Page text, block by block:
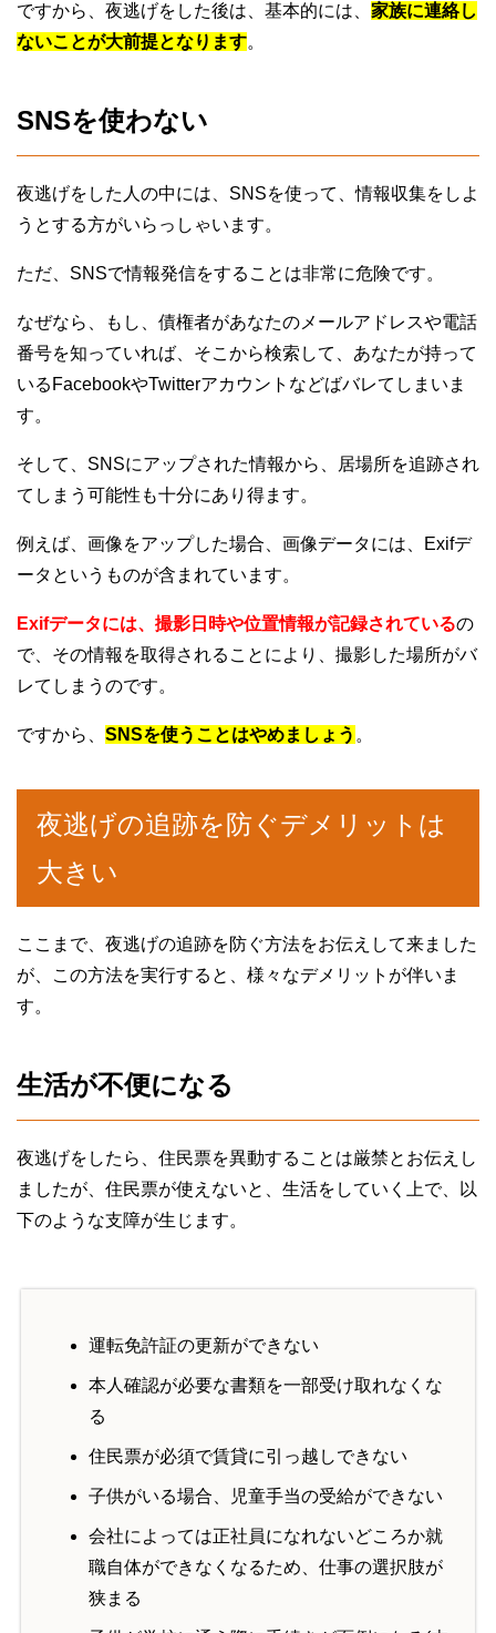
ですから、夜逃げをした後は、基本的には、 家族に連絡し
ないことが大前提となります。
SNSを使わない
夜逃げをした人の中には、SNSを使って、情報収集をしよ
うとする方がいらっしゃいます。
ただ、SNSで情報発信をすることは非常に危険です。
なぜなら、もし、債権者があなたのメールアドレスや電話
番号を知っていれば、そこから検索して、あなたが持って
いるFacebookやTwitterアカウントなどばバレてしまいま
す。
そして、SNSにアップされた情報から、居場所を追跡され
てしまう可能性も十分にあり得ます。
例えば、画像をアップした場合、画像データには、Exifデ
ータというものが含まれています。
Exifデータには、撮影日時や位置情報が記録されているの
で、その情報を取得されることにより、撮影した場所がバ
レてしまうのです。
ですから、 SNSを使うことはやめましょう 。
夜逃げの追跡を防ぐデメリットは
大きい
ここまで、夜逃げの追跡を防ぐ方法をお伝えして来ました
が、この方法を実行すると、様々なデメリットが伴いま
す。
生活が不便になる
夜逃げをしたら、住民票を異動することは厳禁とお伝えし
ましたが、住民票が使えないと、生活をしていく上で、以
下のような支障が生じます。
運転免許証の更新ができない
本人確認が必要な書類を一部受け取れなくな
る
住民票が必須で賃貸に引っ越しできない
子供がいる場合、児童手当の受給ができない
会社によっては正社員になれないどころか就
職自体ができなくなるため、仕事の選択肢が
狭まる